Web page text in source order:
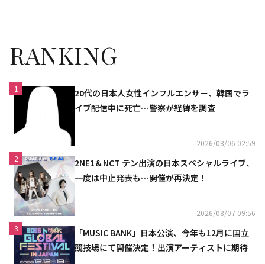
RANKING
1
20代の日本人女性インフルエンサー、韓国でラ
イブ配信中に死亡…警察が経緯を調査
2026/08/06 02:59
2
2NE1＆NCT テン出演の日本スペシャルライブ、
一度は中止発表も…開催が再決定！
2026/08/07 09:56
3
「MUSIC BANK」日本公演、今年も12月に国立
競技場にて開催決定！出演アーティストに期待